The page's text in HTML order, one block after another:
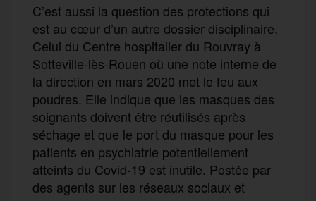
C’est aussi la question des protections qui
est au cœur d’un autre dossier disciplinaire.
Celui du Centre hospitalier du Rouvray à
Sotteville-lès-Rouen où une note interne de
la direction en mars 2020 met le feu aux
poudres. Elle indique que les masques des
soignants doivent être réutilisés après
séchage et que le port du masque pour les
patients en psychiatrie potentiellement
atteints du Covid-19 est inutile. Postée par
des agents sur les réseaux sociaux et